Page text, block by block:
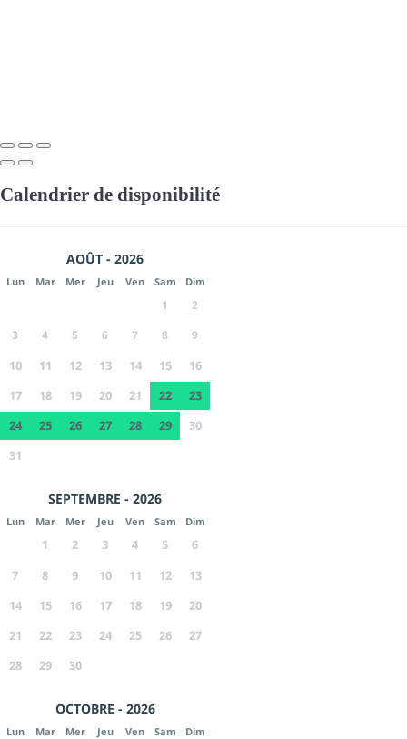
Calendrier de disponibilité
AOÛT - 2026
Lun Mar Mer Jeu Ven Sam Dim
1
2
3
4 5 6 7 8 9
10 11 12 13 14 15
16
17
18 19 20 21 22
23
24
25 26 27 28 29
30
31
SEPTEMBRE - 2026
Lun Mar Mer Jeu Ven Sam Dim
1 2 3 4 5
6
7
8 9 10 11 12
13
14
15 16 17 18 19
20
21
22 23 24 25 26
27
28
29 30
OCTOBRE - 2026
Lun Mar Mer Jeu Ven Sam Dim